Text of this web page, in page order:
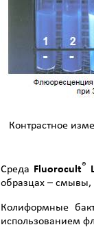
Контрастное
Среда Fluorocult®
образцах – смывы,
Колиформные
использованием